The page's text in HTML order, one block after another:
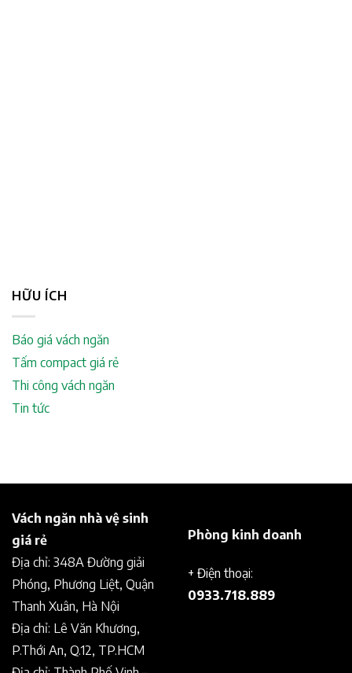
HỮU ÍCH
Báo giá vách ngăn
Tấm compact giá rẻ
Thi công vách ngăn
Tin tức
Vách ngăn nhà vệ sinh
giá rẻ
Địa chỉ: 348A Đường giải
Phóng, Phương Liệt, Quận
Thanh Xuân, Hà Nội
Địa chỉ: Lê Văn Khương,
P.Thới An, Q.12, TP.HCM
Phòng kinh doanh
+ Điện thoại:
0933.718.889